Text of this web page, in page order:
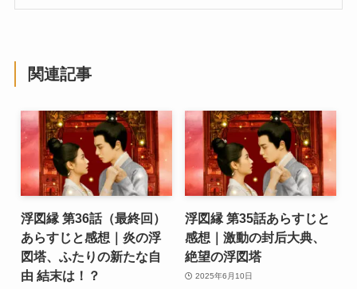
関連記事
浮図縁 第36話（最終回）
あらすじと感想｜炎の浮
図塔、ふたりの新たな自
由 結末は！？
浮図縁 第35話あらすじと
感想｜激動の封后大典、
絶望の浮図塔
2025年6月10日